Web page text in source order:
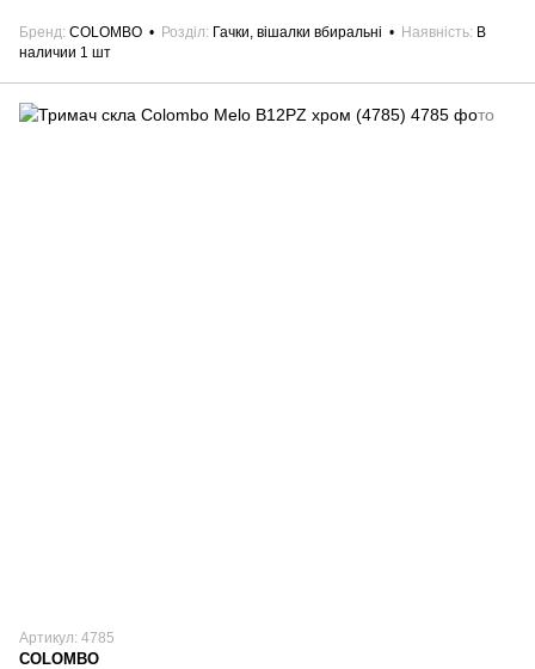
Бренд COLOMBO Розділ Гачки, вішалки вбиральні Наявність В
наличии 1 шт
Артикул: 4785
COLOMBO